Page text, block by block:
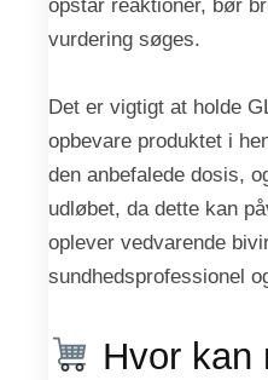
opstår reaktioner, bør
vurdering søges.
Det er vigtigt at holde
opbevare produktet i
den anbefalede dosis,
udløbet, da dette kan
oplever vedvarende
sundhedsprofessionel
Hvor kan